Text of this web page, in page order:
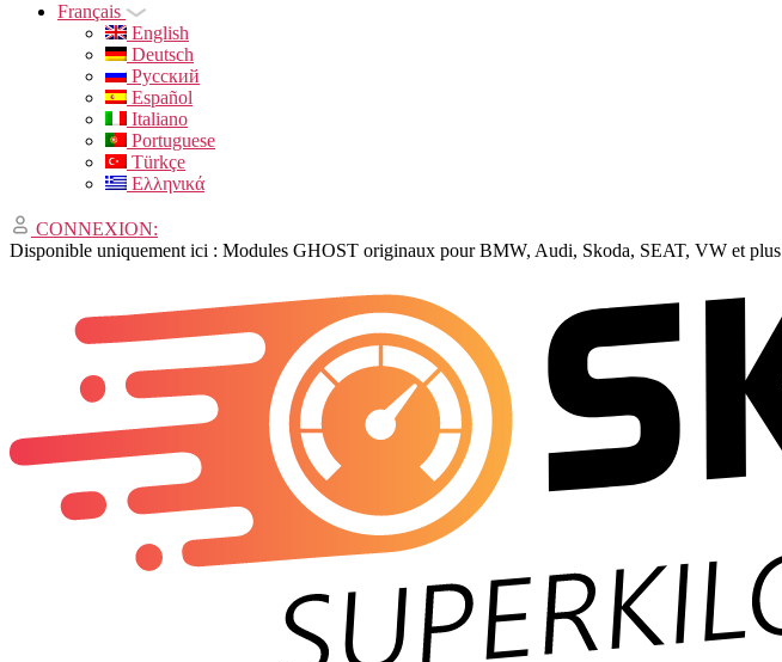
Français
English
Deutsch
Русский
Español
Italiano
Portuguese
Türkçe
Ελληνικά
CONNEXION:
Disponible uniquement ici : Modules GHOST originaux pour BMW, Audi, Skoda, SEAT, VW et plus